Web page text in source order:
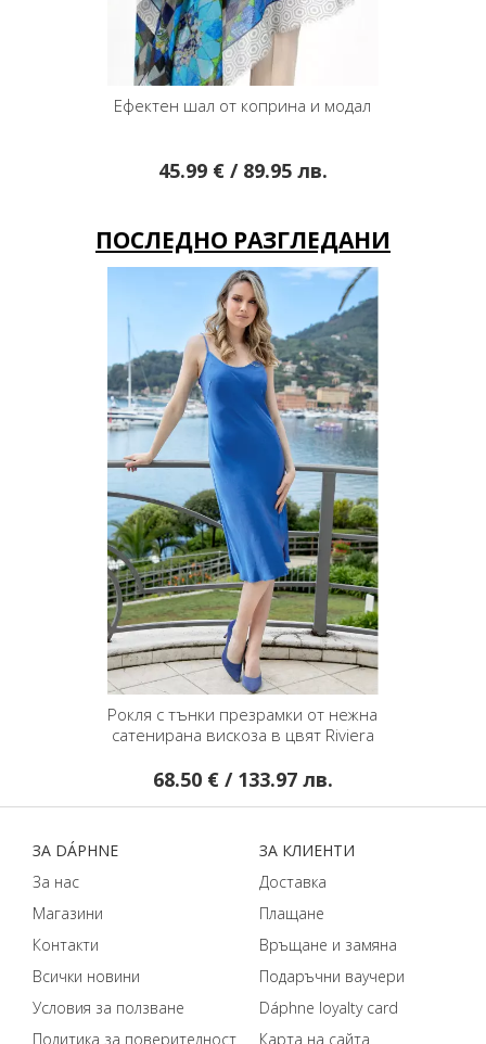
Прекрасен шал от модал и коприна с пейсли
40.14 € / 78.51 лв.
ПОСЛЕДНО РАЗГЛЕДАНИ
Рокля с тънки презрамки от нежна
сатенирана вискоза в цвят Riviera
68.50 € / 133.97 лв.
ЗA DÁPHNЕ
За нас
Магазини
Контакти
Всички новини
Условия за ползване
Политика за поверителност
ЗA КЛИЕНТИ
Доставка
Плащане
Връщане и замяна
Подаръчни ваучери
Dáphnе loyalty card
Карта на сайта